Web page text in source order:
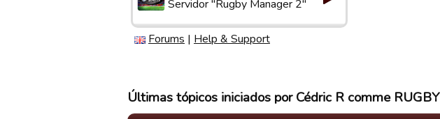
Servidor "Rugby Manager 2"
Forums | Help & Support
Últimas tópicos iniciados por Cédric R comme RUGBY